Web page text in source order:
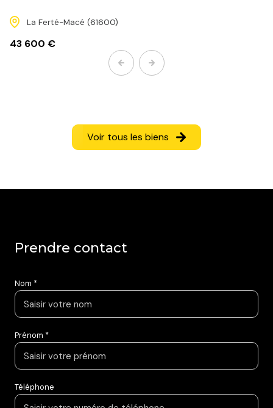
La Ferté-Macé (61600)
43 600 €
Voir tous les biens
prendre contact
Nom *
Prénom *
Téléphone